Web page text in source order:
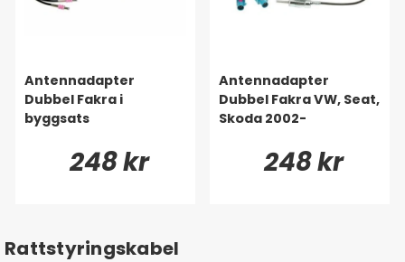
Antennadapter
Dubbel Fakra i
byggsats
248 kr
Antennadapter
Dubbel Fakra VW, Seat,
Skoda 2002-
248 kr
Rattstyringskabel